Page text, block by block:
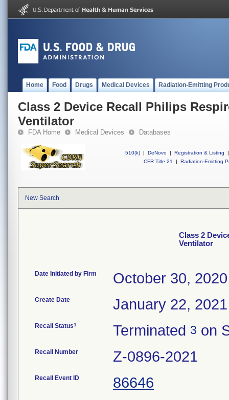
Home Food Drugs Medical Devices Radiation-Emitting
Class 2 Device Recall Philips
Ventilator
FDA Home Medical Devices Databases
510(k) | DeNovo | Registration & Listing
|
CFR Title 21
| Radiation-Emitting
New Search
Class 2
Ventilator
Date Initiated by Firm October 30, 2020
Create Date January 22, 2021
Recall Status1 Terminated 3 on
Recall Number Z-0896-2021
Recall Event ID 86646